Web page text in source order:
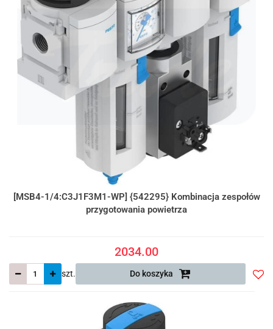
[MSB4-1/4:C3J1F3M1-WP] {542295} Kombinacja zespołów
przygotowania powietrza
2034.00
szt. Do koszyka